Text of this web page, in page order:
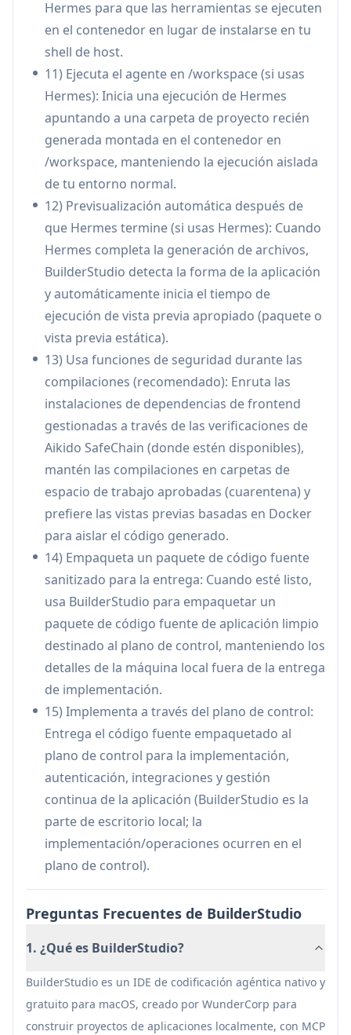
código real localmente (con vistas previas y
ejecuciones en terminal), para luego entregar
un paquete empaquetado para una
implementación optimizada a través del plano
de control.
Flujos de trabajo de entrega de agencias o
estudios: Utilice las Habilidades para aplicar
una calidad de interfaz de usuario consistente
(diseño, tipografía, accesibilidad, movimiento)
en los proyectos de los clientes, mientras
empaqueta paquetes de código fuente
"sanitizados" para una entrega e
implementación limpias.
Desarrollo regulado o consciente de la
seguridad: Los equipos en entornos
financieros/sanitarios/empresariales pueden
reducir el riesgo de la cadena de suministro y
en tiempo de ejecución al enrutar las
instalaciones a través de las verificaciones de
SafeChain y ejecutar vistas previas en
contenedores Docker desechables.
Equipos de productos frontend que
estandarizan la calidad de la UI: Aplique
Habilidades curadas (por ejemplo, pulido
impecable, patrones shadcn/ui) para mantener
la arquitectura de componentes y la calidad de
la UX consistentes mientras acelera el trabajo
de implementación.
Educación y habilitación interna: Los
instructores o equipos de plataforma pueden
proporcionar un entorno repetible y en
contenedores para aprender flujos de trabajo
agénticos y experimentar de forma segura sin
contaminar las máquinas host.
Ventajas
IDE nativo gratuito para MacOS optimizado
para el desarrollo agéntico y local-first (edición
+ vista previa + terminal en un solo flujo de
trabajo).
Fuerte postura de seguridad para el código
generado por IA a través de vistas previas en
y monitoreo opcional de la cadena de
suministro.
Las Habilidades reutilizables ayudan a los
equipos a estandarizar la calidad y reducir la
Hermes para que las herramientas se ejecuten
en el contenedor en lugar de instalarse en tu
shell de host.
11) Ejecuta el agente en /workspace (si usas
Hermes): Inicia una ejecución de Hermes
apuntando a una carpeta de proyecto recién
generada montada en el contenedor en
/workspace, manteniendo la ejecución aislada
de tu entorno normal.
12) Previsualización automática después de
que Hermes termine (si usas Hermes): Cuando
Hermes completa la generación de archivos,
BuilderStudio detecta la forma de la aplicación
y automáticamente inicia el tiempo de
ejecución de vista previa apropiado (paquete o
vista previa estática).
13) Usa funciones de seguridad durante las
compilaciones (recomendado): Enruta las
instalaciones de dependencias de frontend
gestionadas a través de las verificaciones de
Aikido SafeChain (donde estén disponibles),
mantén las compilaciones en carpetas de
espacio de trabajo aprobadas (cuarentena) y
prefiere las vistas previas basadas en Docker
para aislar el código generado.
14) Empaqueta un paquete de código fuente
sanitizado para la entrega: Cuando esté listo,
usa BuilderStudio para empaquetar un
paquete de código fuente de aplicación limpio
destinado al plano de control, manteniendo los
detalles de la máquina local fuera de la entrega
de implementación.
15) Implementa a través del plano de control:
Entrega el código fuente empaquetado al
plano de control para la implementación,
autenticación, integraciones y gestión
continua de la aplicación (BuilderStudio es la
parte de escritorio local; la
implementación/operaciones ocurren en el
plano de control).
Preguntas Frecuentes de BuilderStudio
1. ¿Qué es BuilderStudio?
BuilderStudio es un IDE de codificación agéntica nativo y
gratuito para macOS, creado por WunderCorp para
construir proyectos de aplicaciones localmente, con MCP